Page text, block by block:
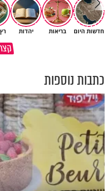
חדשות היום בריאות יהדות
תשתמש באהבה של השם
כתבות נוספות